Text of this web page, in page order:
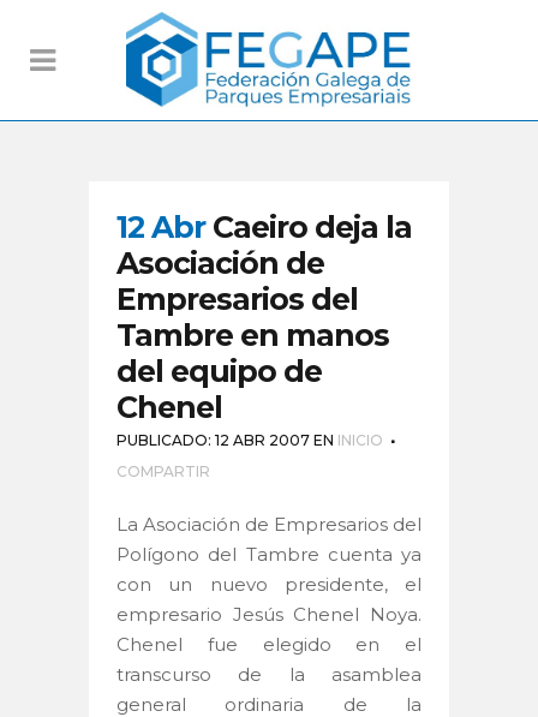
12 Abr Caeiro deja la
Asociación de
Empresarios del
Tambre en manos
del equipo de
Chenel
PUBLICADO: 12 ABR 2007 EN INICIO
COMPARTIR
La Asociación de Empresarios del
Polígono del Tambre cuenta ya
con un nuevo presidente, el
empresario Jesús Chenel Noya.
Chenel fue elegido en el
transcurso de la asamblea
general ordinaria de la